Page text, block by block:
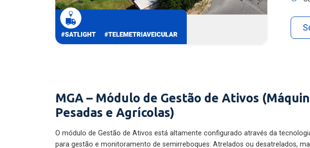
MGA – Módulo de Gestão de Ativos
Pesadas e Agrícolas)
O módulo de Gestão de Ativos está altamente configurado através da
para gestão e monitoramento de semirreboques: Atrelados ou desatrelados,